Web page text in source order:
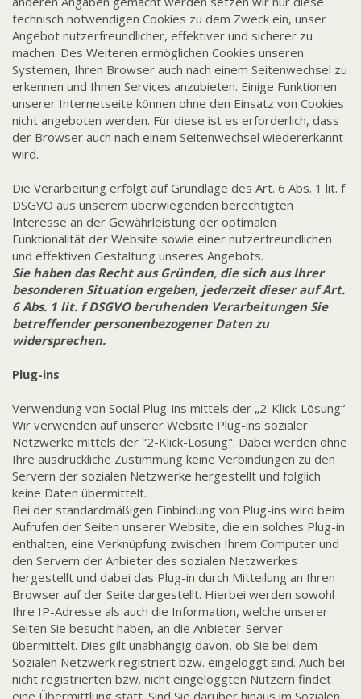
technisch notwendigen Cookies zu dem Zweck ein, unser
Angebot nutzerfreundlicher, effektiver und sicherer zu
machen. Des Weiteren ermöglichen Cookies unseren
Systemen, Ihren Browser auch nach einem Seitenwechsel zu
erkennen und Ihnen Services anzubieten. Einige Funktionen
unserer Internetseite können ohne den Einsatz von Cookies
nicht angeboten werden. Für diese ist es erforderlich, dass
der Browser auch nach einem Seitenwechsel wiedererkannt
wird.
Die Verarbeitung erfolgt auf Grundlage des Art. 6 Abs. 1 lit. f
DSGVO aus unserem überwiegenden berechtigten
Interesse an der Gewährleistung der optimalen
Funktionalität der Website sowie einer nutzerfreundlichen
und effektiven Gestaltung unseres Angebots.
Sie haben das Recht aus Gründen, die sich aus Ihrer
besonderen Situation ergeben, jederzeit dieser auf Art.
6 Abs. 1 lit. f DSGVO beruhenden Verarbeitungen Sie
betreffender personenbezogener Daten zu
widersprechen.
Plug-ins
Verwendung von Social Plug-ins mittels der „2-Klick-Lösung“
Wir verwenden auf unserer Website Plug-ins sozialer
Netzwerke mittels der "2-Klick-Lösung". Dabei werden ohne
Ihre ausdrückliche Zustimmung keine Verbindungen zu den
Servern der sozialen Netzwerke hergestellt und folglich
keine Daten übermittelt.
Bei der standardmäßigen Einbindung von Plug-ins wird beim
Aufrufen der Seiten unserer Website, die ein solches Plug-in
enthalten, eine Verknüpfung zwischen Ihrem Computer und
den Servern der Anbieter des sozialen Netzwerkes
hergestellt und dabei das Plug-in durch Mitteilung an Ihren
Browser auf der Seite dargestellt. Hierbei werden sowohl
Ihre IP-Adresse als auch die Information, welche unserer
Seiten Sie besucht haben, an die Anbieter-Server
übermittelt. Dies gilt unabhängig davon, ob Sie bei dem
Sozialen Netzwerk registriert bzw. eingeloggt sind. Auch bei
nicht registrierten bzw. nicht eingeloggten Nutzern findet
eine Übermittlung statt. Sind Sie darüber hinaus im Sozialen